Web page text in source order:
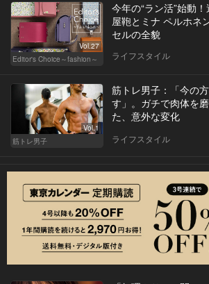
Vol.27
Editor's Choice～fashion～
今年の“ラン活”始動
屋鞄とミナ ペルホネ
セルの全貌
ライフスタイル
Vol.1
筋トレ男子
筋トレ男子：「今の
す」。ガチで肉体を
た、意外な変化
ライフスタイル